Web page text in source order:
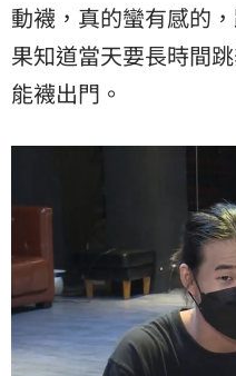
動襪，真的蠻有感的
果知道當天要長時間
能襪出門。